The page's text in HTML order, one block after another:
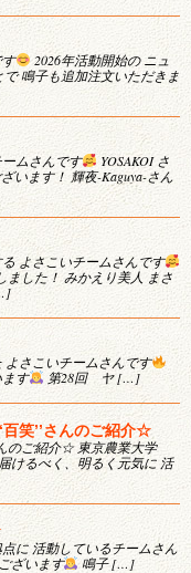
2026年活動開始の ニュ
鳴子も追加注文いただきま
ムさんです
YOSAKOI さ
います！ 輝夜-Kaguya-さん
よさこいチームさんです
ました！ みかえり美人 まさ
よさこいチームさんです
す
第28回 ヤ […]
笑’’さんのご紹介☆
のご紹介☆ 東京農業大学
けるべく、明るく元気に 活
に 活動しているチームさん
ざいます 鳴子 […]